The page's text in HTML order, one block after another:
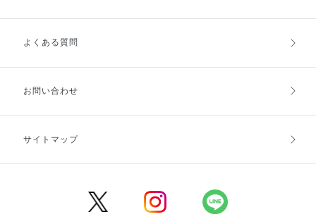
ご利用ガイドトップ
お支払方法
キャンセル・返品・交換
よくある質問
お問い合わせ
サイトマップ